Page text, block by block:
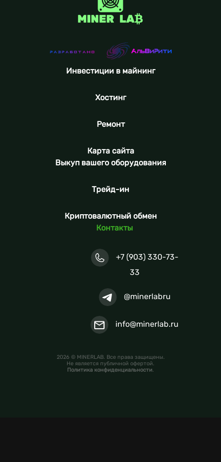
Инвестиции в майнинг
Хостинг
Ремонт
Карта сайта
Выкуп вашего оборудования
Трейд-ин
Криптовалютный обмен
Контакты
+7 (903) 330-73-
33
@minerlabru
info@minerlab.ru
2026 © MINERLAB. Все права защищены.
Не является публичной офертой.
Политика конфиденциальности.